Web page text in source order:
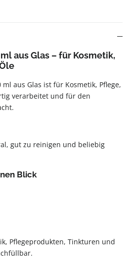
aus Glas – für Kosmetik,
ml aus Glas ist für Kosmetik, Pflege,
verarbeitet und für den
gut zu reinigen und beliebig
Blick
Pflegeprodukten, Tinkturen und